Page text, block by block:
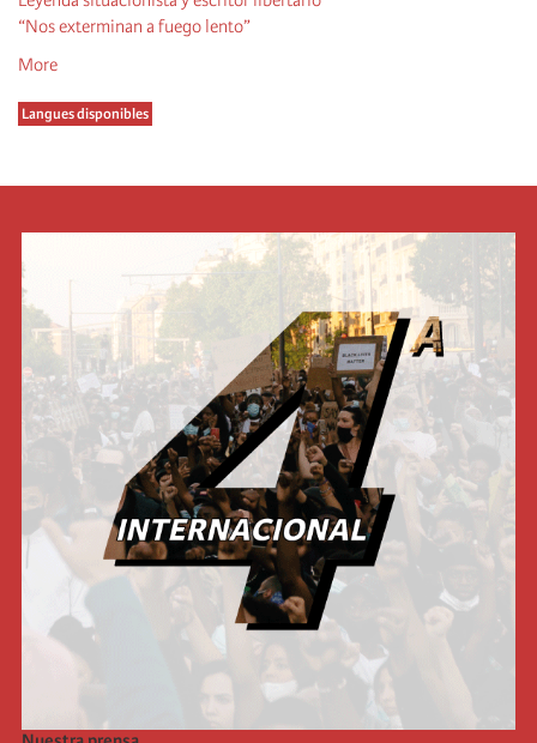
“Nos exterminan a fuego lento”
More
Langues disponibles